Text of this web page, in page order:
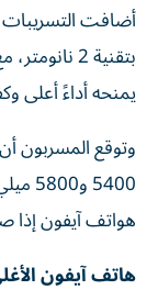
يمنحه أداءً أعلى
وتوقع المسربون
هواتف آيفون
هاتف آيفون